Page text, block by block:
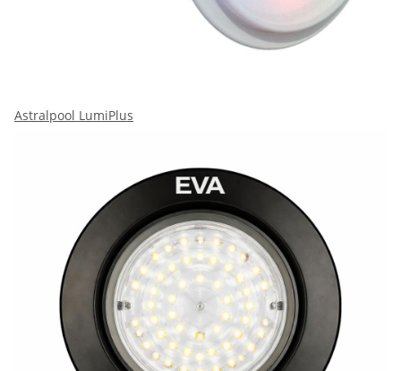
Astralpool LumiPlus